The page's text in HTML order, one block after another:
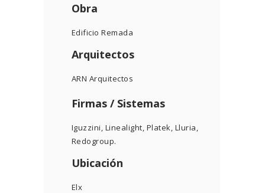
Obra
Edificio Remada
Arquitectos
ARN Arquitectos
Firmas / Sistemas
Iguzzini, Linealight, Platek, Lluria,
Redogroup.
Ubicación
Elx